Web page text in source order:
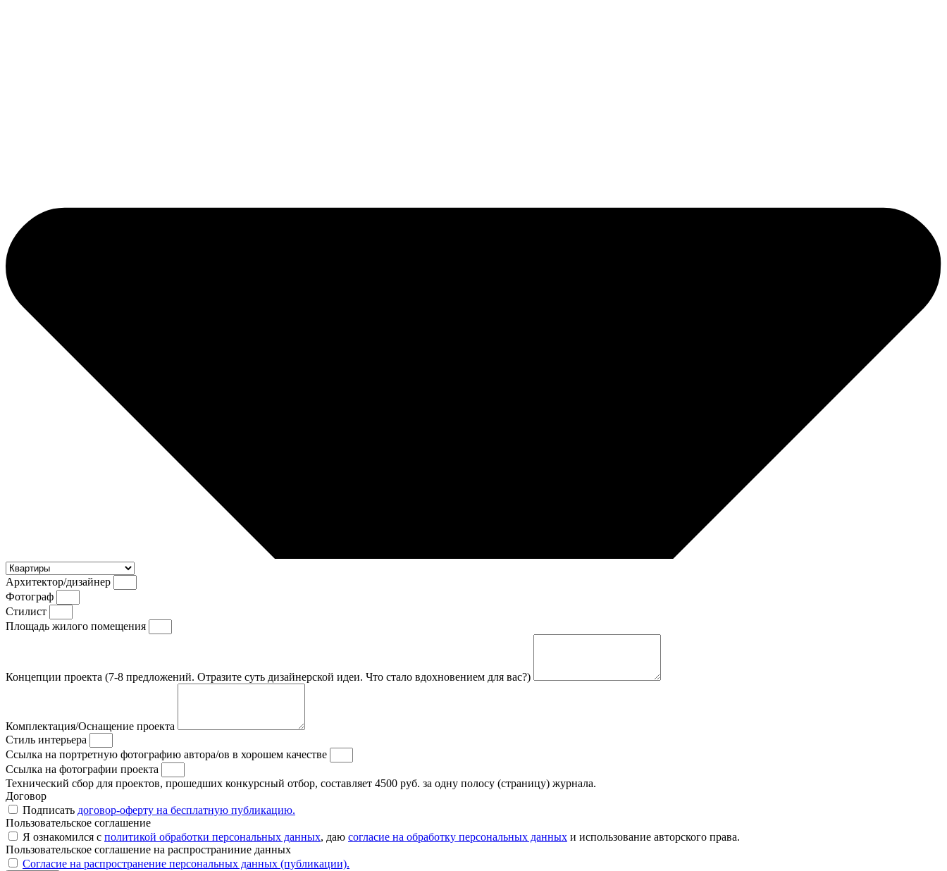
Архитектор/дизайнер
Фотограф
Стилист
Площадь жилого помещения
Концепции проекта (7-8 предложений. Отразите суть дизайнерской идеи. Что стало вдохновением для вас?)
Комплектация/Оснащение проекта
Стиль интерьера
Ссылка на портретную фотографию автора/ов в хорошем качестве
Ссылка на фотографии проекта
Технический сбор для проектов, прошедших конкурсный отбор, составляет 4500 руб. за одну полосу (страницу) журнала.
Договор
Подписать договор-оферту на бесплатную публикацию.
Пользовательское соглашение
Я ознакомился с политикой обработки персональных данных, даю согласие на обработку персональных данных и использование авторского права.
Пользовательское соглашение на распространиние данных
Согласие на распространение персональных данных (публикации).